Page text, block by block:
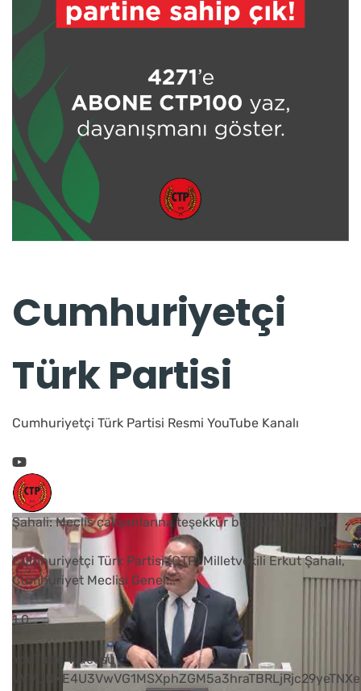
Cumhuriyetçi
Türk Partisi
Cumhuriyetçi Türk Partisi Resmi YouTube Kanalı
Şahali: Meclis çalışanlarına teşekkür borcumuz vardır
Cumhuriyetçi Türk Partisi (CTP) Milletvekili Erkut Şahali,
Cumhuriyet Meclisi Genel...
1 0
YouTube Videosu